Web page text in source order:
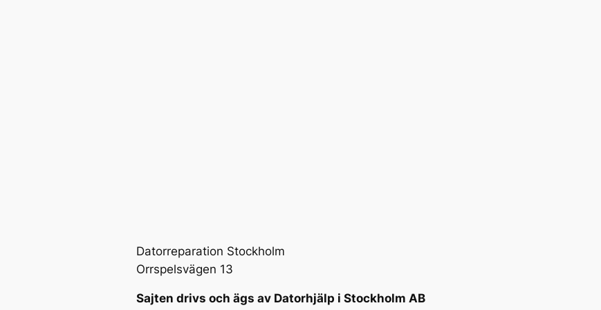
Datorreparation Stockholm
Orrspelsvägen 13
Sajten drivs och ägs av Datorhjälp i Stockholm AB